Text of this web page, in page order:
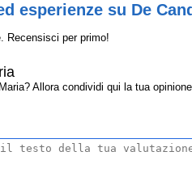
esperienze su De
Recensisci per primo!
Allora condividi qui la tua